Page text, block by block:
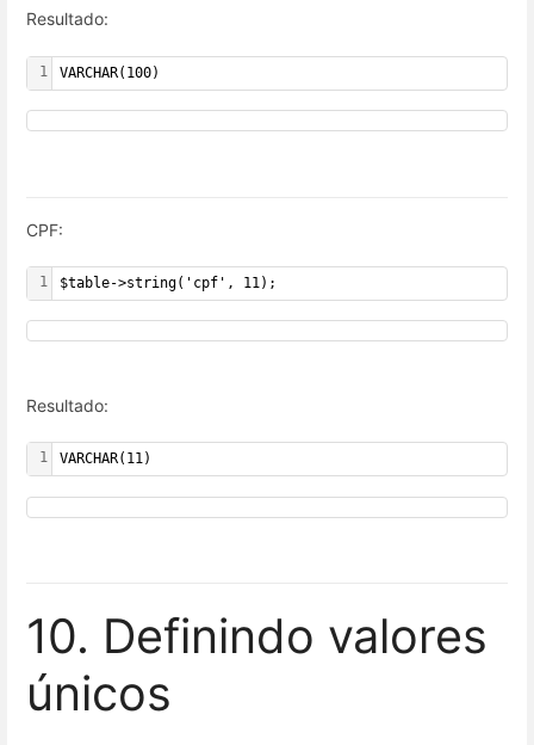
Resultado:
1 VARCHAR(100)
CPF:
1 $table->string('cpf', 11);
Resultado:
1 VARCHAR(11)
10. Definindo valores
únicos